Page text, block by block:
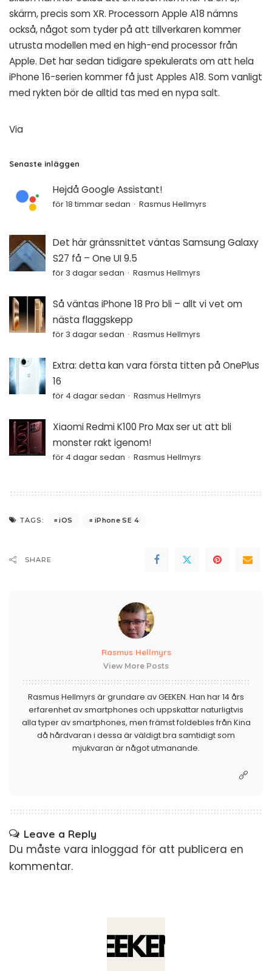
skärm, precis som XR. Processorn Apple A18 nämns
också, något som tyder på att tillverkaren kommer
utrusta modellen med en high-end processor från
Apple. Det har sedan tidigare spekulerats om att hela
iPhone 16-serien kommer få just Apples A18. Som vanligt
med rykten bör de alltid tas med en nypa salt.
Via
Senaste inläggen
Hejdå Google Assistant!
för 18 timmar sedan Rasmus Hellmyrs
Det här gränssnittet väntas Samsung Galaxy
S27 få – One UI 9.5
för 3 dagar sedan Rasmus Hellmyrs
Så väntas iPhone 18 Pro bli – allt vi vet om
nästa flaggskepp
för 3 dagar sedan Rasmus Hellmyrs
Extra: detta kan vara första titten på OnePlus
16
för 4 dagar sedan Rasmus Hellmyrs
Xiaomi Redmi K100 Pro Max ser ut att bli
monster rakt igenom!
för 4 dagar sedan Rasmus Hellmyrs
TAGS: iOS iPhone SE 4
SHARE
Rasmus Hellmyrs
View More Posts
Rasmus Hellmyrs är grundare av GEEKEN. Han har 14 års
erfarenhet av smartphones och uppskattar naturligtvis
alla typer av smartphones, men främst foldebles från Kina
då hårdvaran i dessa är väldigt bra samtidigt som
mjukvaran är något utmanande.
Leave a Reply
Du måste vara inloggad för att publicera en
kommentar.